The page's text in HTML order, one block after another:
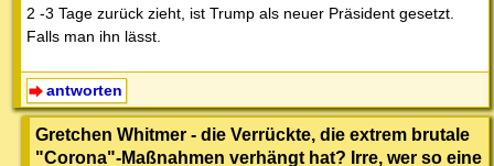
2 -3 Tage zurück zieht, ist Trump als neuer Präsident gesetzt.
Falls man ihn lässt.
antworten
Gretchen Whitmer - die Verrückte, die extrem brutale
"Corona"-Maßnahmen verhängt hat? Irre, wer so eine